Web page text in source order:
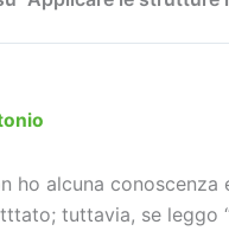
ho alcuna conoscenza
tuttavia, se leggo